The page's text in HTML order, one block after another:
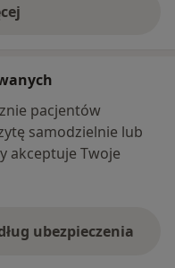
pacjentów
samodzielnie lub
akceptuje Twoje
ubezpieczenia